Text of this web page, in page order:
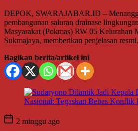
DEPOK, SWARAJABAR.ID –
pembangunan saluran drainase
Masyarakat (Pokmas) RW 05 Kelurahan
Sukmajaya, memberikan penjelasan
Bagikan berita/artikel ini
2 minggu ago